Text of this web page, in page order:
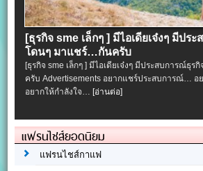
[ธุรกิจ sme เล็กๆ ] มีไอเดียเจ๋งๆ มีปร
โดนๆ มาแชร์…กันครับ
[ธุรกิจ sme เล็กๆ ] มีไอเดียเจ๋งๆ มีประสบการณ์ธุ
ครับ Advertisements อยากแชร์ประสบการณ์…
อยากให้กำลังใจ… [อ่านต่อ]
แฟรนไชส์ยอดนิยม
แฟรนไชส์กาแฟ